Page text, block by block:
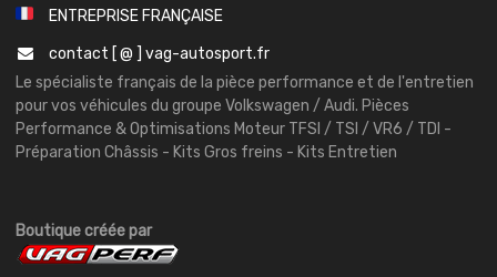
ENTREPRISE FRANÇAISE
contact [ @ ] vag-autosport.fr
Le spécialiste français de la pièce performance et de l'entretien
pour vos véhicules du groupe Volkswagen / Audi. Pièces
Performance & Optimisations Moteur TFSI / TSI / VR6 / TDI -
Préparation Châssis - Kits Gros freins - Kits Entretien
Boutique créée par